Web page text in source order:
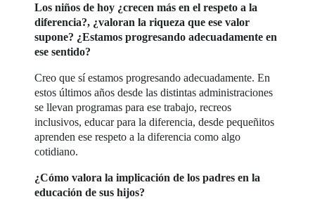
Los niños de hoy ¿crecen más en el respeto a la
diferencia?, ¿valoran la riqueza que ese valor
supone? ¿Estamos progresando adecuadamente en
ese sentido?
Creo que sí estamos progresando adecuadamente. En
estos últimos años desde las distintas administraciones
se llevan programas para ese trabajo, recreos
inclusivos, educar para la diferencia, desde pequeñitos
aprenden ese respeto a la diferencia como algo
cotidiano.
¿Cómo valora la implicación de los padres en la
educación de sus hijos?